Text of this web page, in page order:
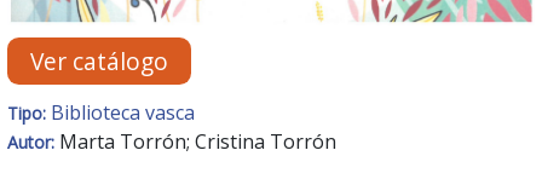
Ver catálogo
Tipo: Biblioteca vasca
Autor: Marta Torrón; Cristina Torrón